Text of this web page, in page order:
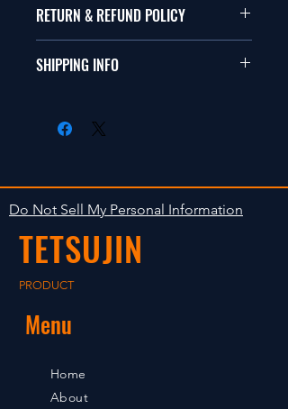
本品は1/10サイズのラジオコント
This items fit in with 1/10 sizes of
RETURN & REFUND POLICY
商品に明らかな欠陥がないかぎり
isn't accepted in goods.
SHIPPING INFO
します。海外への出荷は入金確認
The occasion with the stock is
shipped in 2-5 days. Shipment to
foreign countries will be shipment
after payment confirmation.
Do Not Sell My Personal Information
TETSUJIN
PRODUCT
Menu
Home
About